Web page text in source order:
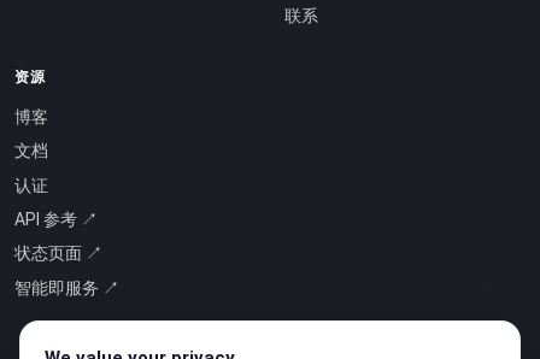
联系
资源
博客
文档
认证
API 参考 ↗
状态页面 ↗
智能即服务 ↗